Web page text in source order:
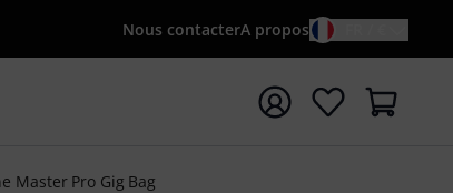
Nous contacterA propos
recherche avec le terme de recherche
Master Pro Gig Bag